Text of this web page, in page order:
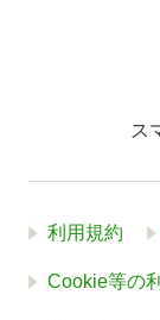
ス
利用規約
Cookie等の